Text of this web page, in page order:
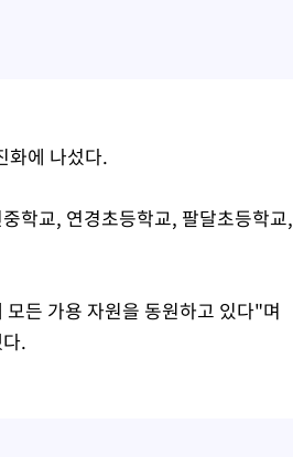
화에 나섰다.
학교, 연경초등학교, 팔달초등학교,
든 가용 자원을 동원하고 있다"며
.